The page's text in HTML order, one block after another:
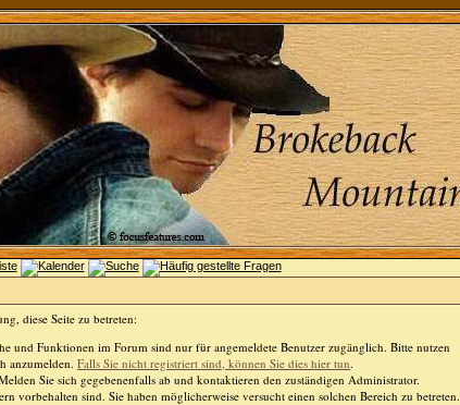
diese Seite zu betreten:
und Funktionen im Forum sind nur für angemeldete Benutzer zugänglich. Bitte nutzen
anzumelden. Falls Sie nicht registriert sind, können Sie dies hier tun.
Sie sich gegebenenfalls ab und kontaktieren den zuständigen Administrator.
vorbehalten sind. Sie haben möglicherweise versucht einen solchen Bereich zu betreten.